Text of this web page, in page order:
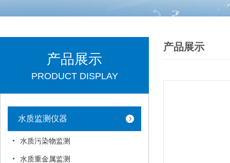
产品展示
PRODUCT DISPLAY
水质监测仪器
水质污染物监测
水质重金属监测
产品展示